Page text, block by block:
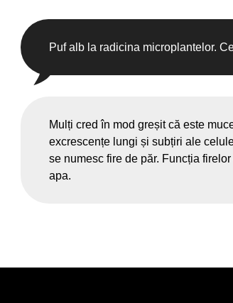
Puf alb la radicina microplantelor.
Mulți cred în mod greșit că este
excrescențe lungi și subțiri ale
se numesc fire de păr. Funcția
apa.
Unde cumperi?
HoReCa